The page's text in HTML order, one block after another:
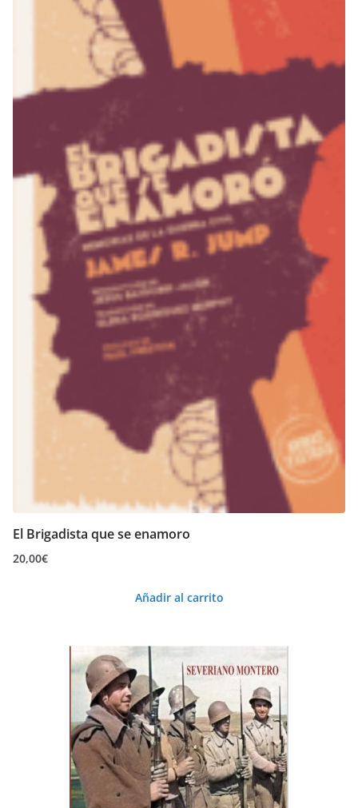
El Brigadista que se enamoro
20,00€
Añadir al carrito